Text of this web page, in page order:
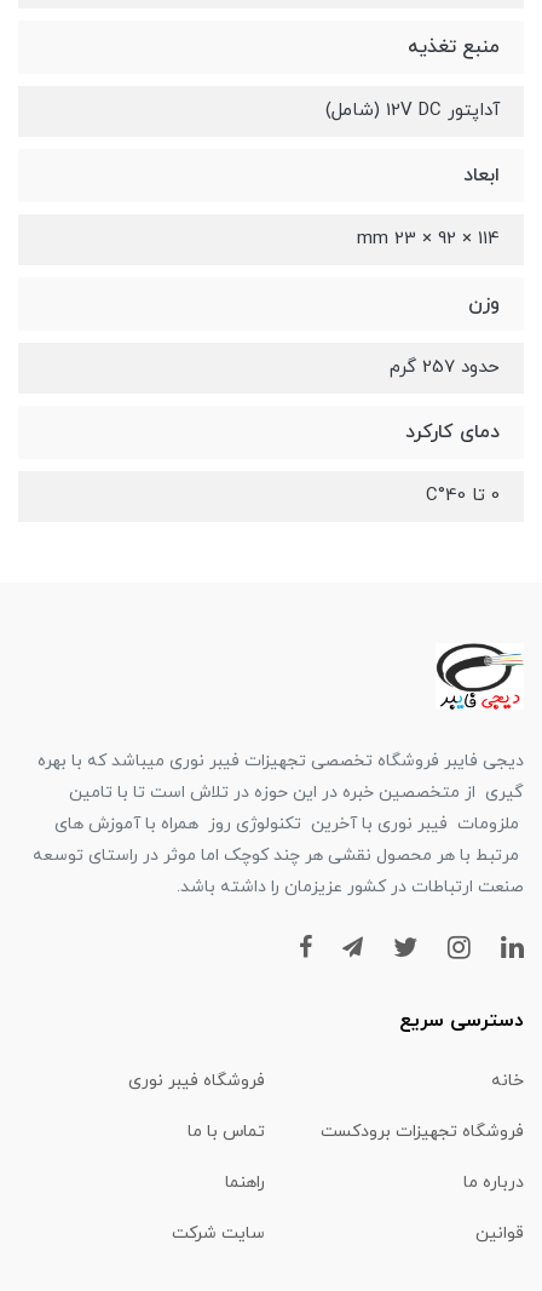
منبع تغذیه
آداپتور 12V DC (شامل)
ابعاد
114 × 92 × 23 mm
وزن
حدود 257 گرم
دمای کارکرد
0 تا 40°C
دیجی فایبر فروشگاه تخصصی تجهیزات فیبر نوری میباشد که با بهره
گیری از متخصصین خبره در این حوزه در تلاش است تا با تامین
ملزومات فیبر نوری با آخرین تکنولوژی روز همراه با آموزش های
مرتبط با هر محصول نقشی هر چند کوچک اما موثر در راستای توسعه
صنعت ارتباطات در کشور عزیزمان را داشته باشد.
دسترسی سریع
خانه فروشگاه فیبر نوری
فروشگاه تجهیزات برودکست تماس با ما
درباره ما راهنما
قوانین سایت شرکت